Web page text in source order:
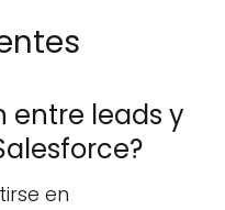
entre leads y
en